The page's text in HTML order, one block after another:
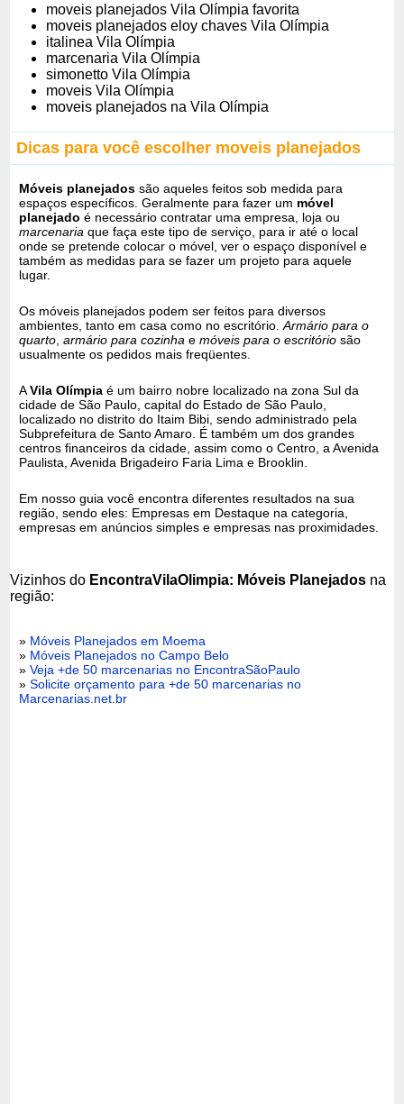
moveis planejados Vila Olímpia favorita
moveis planejados eloy chaves Vila Olímpia
italinea Vila Olímpia
marcenaria Vila Olímpia
simonetto Vila Olímpia
moveis Vila Olímpia
moveis planejados na Vila Olímpia
Dicas para você escolher moveis planejados
Móveis planejados são aqueles feitos sob medida para
espaços específicos. Geralmente para fazer um móvel
planejado é necessário contratar uma empresa, loja ou
marcenaria que faça este tipo de serviço, para ir até o local
onde se pretende colocar o móvel, ver o espaço disponível e
também as medidas para se fazer um projeto para aquele
lugar.
Os móveis planejados podem ser feitos para diversos
ambientes, tanto em casa como no escritório.Armário para o
quarto ,armário para cozinha emóveis para o escritório são
usualmente os pedidos mais freqüentes.
AVila Olímpia é um bairro nobre localizado na zona Sul da
cidade de São Paulo, capital do Estado de São Paulo,
localizado no distrito do Itaim Bibi, sendo administrado pela
Subprefeitura de Santo Amaro. É também um dos grandes
centros financeiros da cidade, assim como o Centro, a Avenida
Paulista, Avenida Brigadeiro Faria Lima e Brooklin.
Em nosso guia você encontra diferentes resultados na sua
região, sendo eles: Empresas em Destaque na categoria,
empresas em anúncios simples e empresas nas proximidades.
Vizinhos do EncontraVilaOlimpia: Móveis Planejados na
região:
» Móveis Planejados em Moema
» Móveis Planejados no Campo Belo
»Veja +de 50 marcenarias no EncontraSãoPaulo
»Solicite orçamento para +de 50 marcenarias no
Marcenarias.net.br